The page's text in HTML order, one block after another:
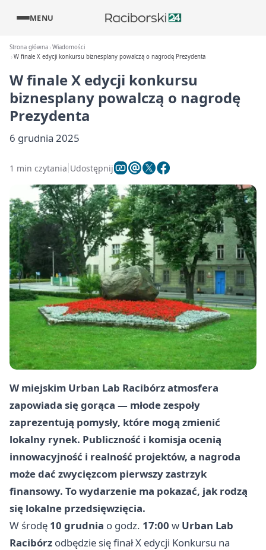
MENU
Strona główna Wiadomości
W finale X edycji konkursu biznesplany powalczą o nagrodę Prezydenta
W finale X edycji konkursu
biznesplany powalczą o nagrodę
Prezydenta
6 grudnia 2025
1 min czytania Udostępnij
W miejskim Urban Lab Racibórz atmosfera
zapowiada się gorąca — młode zespoły
zaprezentują pomysły, które mogą zmienić
lokalny rynek. Publiczność i komisja ocenią
innowacyjność i realność projektów, a nagroda
może dać zwycięzcom pierwszy zastrzyk
finansowy. To wydarzenie ma pokazać, jak rodzą
się lokalne przedsięwzięcia.
W środę 10 grudnia o godz. 17:00 w Urban Lab
Racibórz odbędzie się finał X edycji Konkursu na